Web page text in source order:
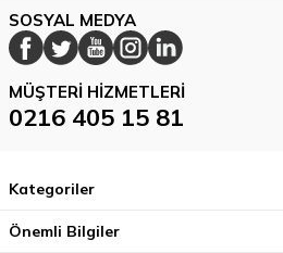
SOSYAL MEDYA
MÜŞTERI HIZMETLERI
0216 405 15 81
Kategoriler
Önemli Bilgiler